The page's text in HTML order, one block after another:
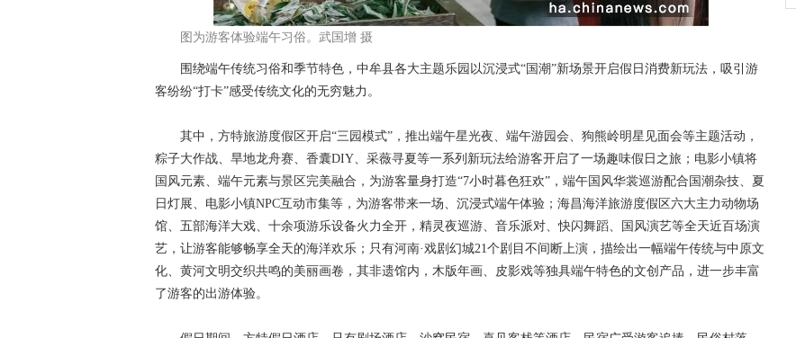
图为游客体验端午习俗。武国增 摄
围绕端午传统习俗和季节特色，中牟县各大主题乐园以沉浸式“国潮”新场景开启假日消费新玩法，吸引游
客纷纷“打卡”感受传统文化的无穷魅力。
其中，方特旅游度假区开启“三园模式”，推出端午星光夜、端午游园会、狗熊岭明星见面会等主题活动，
粽子大作战、旱地龙舟赛、香囊DIY、采薇寻夏等一系列新玩法给游客开启了一场趣味假日之旅；电影小镇将
国风元素、端午元素与景区完美融合，为游客量身打造“7小时暮色狂欢”，端午国风华裳巡游配合国潮杂技、夏
日灯展、电影小镇NPC互动市集等，为游客带来一场、沉浸式端午体验；海昌海洋旅游度假区六大主力动物场
馆、五部海洋大戏、十余项游乐设备火力全开，精灵夜巡游、音乐派对、快闪舞蹈、国风演艺等全天近百场演
艺，让游客能够畅享全天的海洋欢乐；只有河南·戏剧幻城21个剧目不间断上演，描绘出一幅端午传统与中原文
化、黄河文明交织共鸣的美丽画卷，其非遗馆内，木版年画、皮影戏等独具端午特色的文创产品，进一步丰富
了游客的出游体验。